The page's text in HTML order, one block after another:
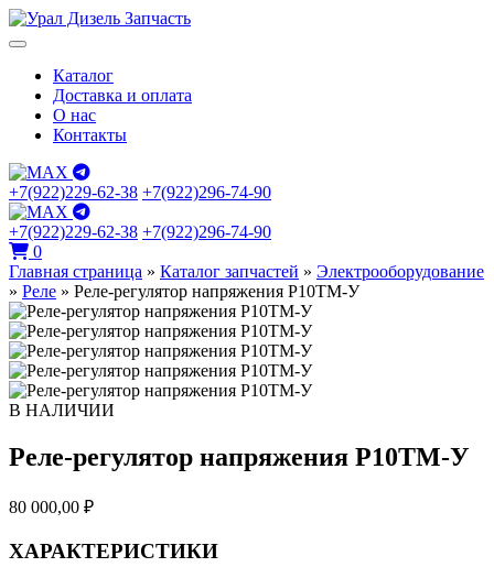
Каталог
Доставка и оплата
О нас
Контакты
+7(922)229-62-38 +7(922)296-74-90
+7(922)229-62-38 +7(922)296-74-90
0
Главная страница » Каталог запчастей » Электрооборудование
» Реле » Реле-регулятор напряжения Р10ТМ-У
В НАЛИЧИИ
Реле-регулятор напряжения Р10ТМ-У
80 000,00 ₽
ХАРАКТЕРИСТИКИ